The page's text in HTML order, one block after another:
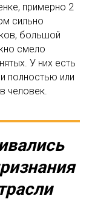
примерно 2
сильно
большой
смело
У них есть
полностью или
человек.